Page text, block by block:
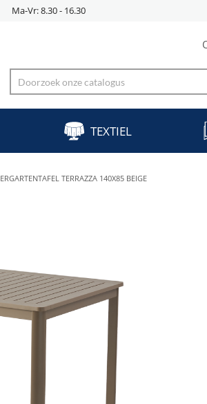
Ma-Vr: 8.30 - 16.30
TEXTIEL
TERRAZZA 140X85 BEIGE